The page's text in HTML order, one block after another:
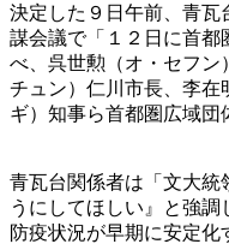
決定した９日午前、青瓦
謀会議で「１２日に首都
べ、呉世勲（オ・セフン
チュン）仁川市長、李在
ギ）知事ら首都圏広域団
青瓦台関係者は「文大統
うにしてほしい』と強
防疫状況が早期に安定